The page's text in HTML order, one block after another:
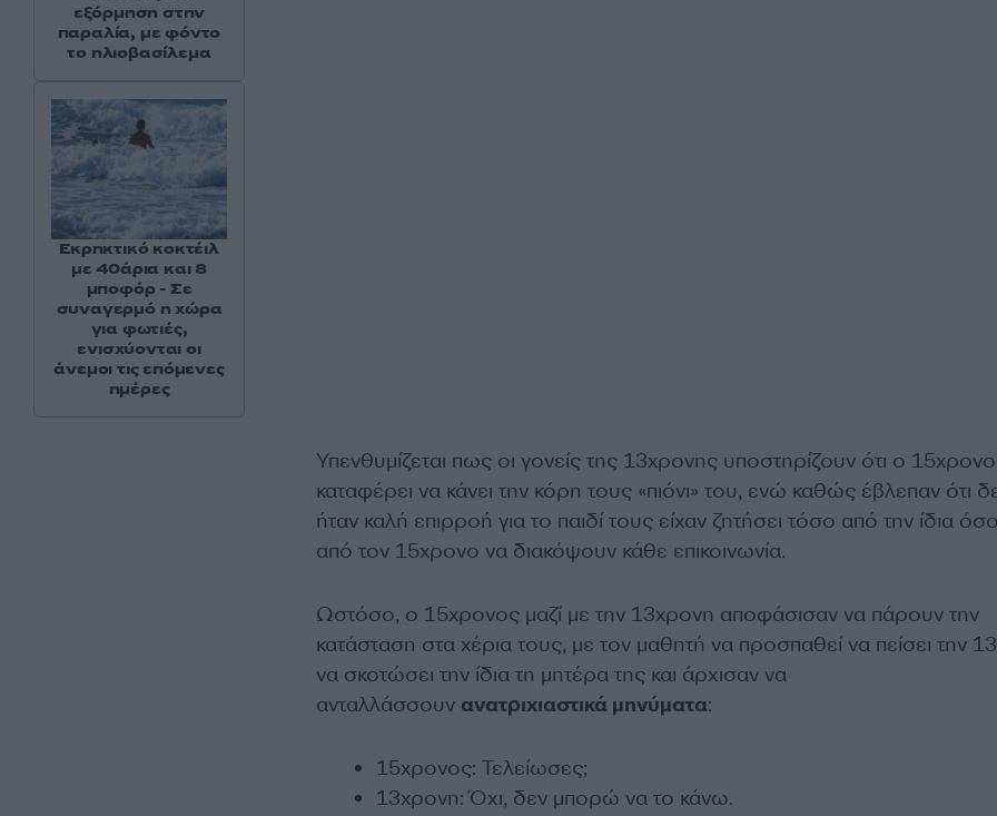
Υπενθυμίζεται πως οι γονείς της 13χρονης υποστηρίζουν ότι ο
καταφέρει να κάνει την κόρη τους «πιόνι» του, ενώ καθώς έβλεπαν ότι
ήταν καλή επιρροή για το παιδί τους είχαν ζητήσει τόσο από την ίδια
από τον 15χρονο να διακόψουν κάθε επικοινωνία.
Ωστόσο, ο 15χρονος μαζί με την 13χρονη αποφάσισαν να πάρουν την
κατάσταση στα χέρια τους, με τον μαθητή να προσπαθεί να πείσει την
να σκοτώσει την ίδια τη μητέρα της και άρχισαν να
ανταλλάσσουν ανατριχιαστικά μηνύματα:
15χρονος: Τελείωσες;
13χρονη: Όχι, δεν μπορώ να το κάνω.
εξόρμηση στην
παραλία, με φόντο
το ηλιοβασίλεμα
Εκρηκτικό κοκτέιλ
με 40άρια και 8
μποφόρ - Σε
συναγερμό η χώρα
για φωτιές,
ενισχύονται οι
άνεμοι τις επόμενες
ημέρες